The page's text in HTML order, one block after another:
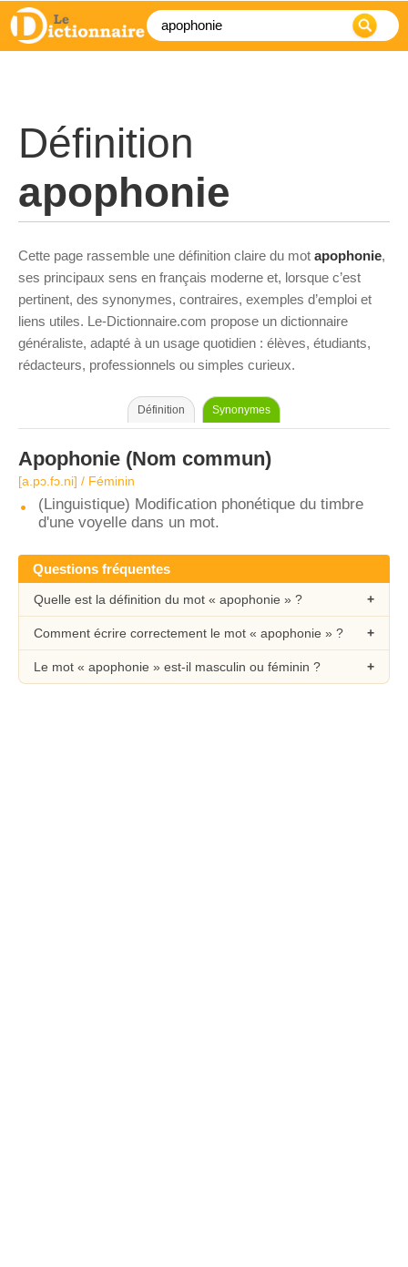
Définition
apophonie
Cette page rassemble une définition claire du mot apophonie,
ses principaux sens en français moderne et, lorsque c’est
pertinent, des synonymes, contraires, exemples d’emploi et
liens utiles. Le-Dictionnaire.com propose un dictionnaire
généraliste, adapté à un usage quotidien : élèves, étudiants,
rédacteurs, professionnels ou simples curieux.
Définition Synonymes
Apophonie (Nom commun)
[a.pɔ.fɔ.ni] / Féminin
(Linguistique) Modification phonétique du timbre
d'une voyelle dans un mot.
Questions fréquentes
Quelle est la définition du mot « apophonie » ?
Comment écrire correctement le mot « apophonie » ?
Le mot « apophonie » est-il masculin ou féminin ?